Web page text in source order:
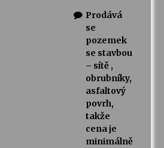
Prodává
se
pozemek
se stavbou
– sítě ,
obrubníky,
asfaltový
povrh,
takže
cena je
minimálně